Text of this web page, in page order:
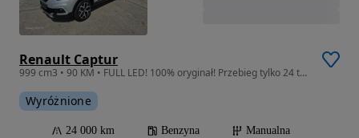
Renault Captur
999 cm3 • 90 KM • FULL LED! 100% oryginał! Przebieg tylko 24 tys!!!
Wyróżnione
24 000 km Benzyna
Manualna